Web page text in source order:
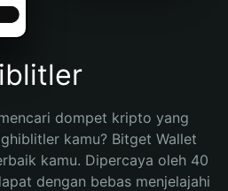
dompet kripto yang
kamu? Bitget Wallet
kamu. Dipercaya oleh 40
dengan bebas menjelajahi